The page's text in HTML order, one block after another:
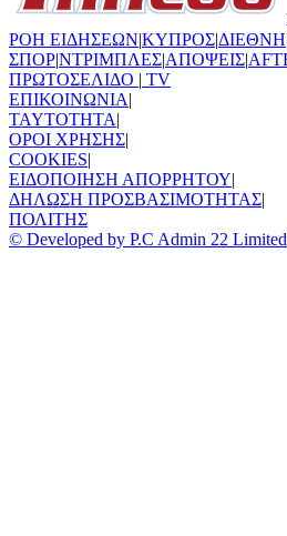
ΡΟΗ ΕΙΔΗΣΕΩΝ|ΚΥΠΡΟΣ|ΔΙΕΘΝΗ
ΣΠΟΡ|ΝΤΡΙΜΠΛΕΣ|ΑΠΟΨΕΙΣ|
ΠΡΩΤΟΣΕΛΙΔΟ | TV
ΕΠΙΚΟΙΝΩΝΙΑ|
TAYTOTHTA|
ΟΡΟΙ ΧΡΗΣΗΣ|
COOKIES|
ΕΙΔΟΠΟΙΗΣΗ ΑΠΟΡΡΗΤΟΥ|
ΔΗΛΩΣΗ ΠΡΟΣΒΑΣΙΜΟΤΗΤΑΣ|
ΠΟΛΙΤΗΣ
© Developed by P.C Admin 22 Limited